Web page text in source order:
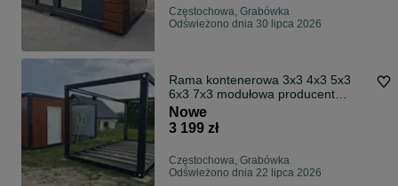
Częstochowa, Grabówka
Odświeżono dnia 30 lipca 2026
Rama kontenerowa 3x3 4x3 5x3
6x3 7x3 modułowa producent
dostawa od ręki w częściach
Nowe
3 199 zł
Częstochowa, Grabówka
Odświeżono dnia 22 lipca 2026